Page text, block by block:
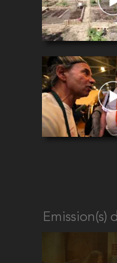
Emission(s)